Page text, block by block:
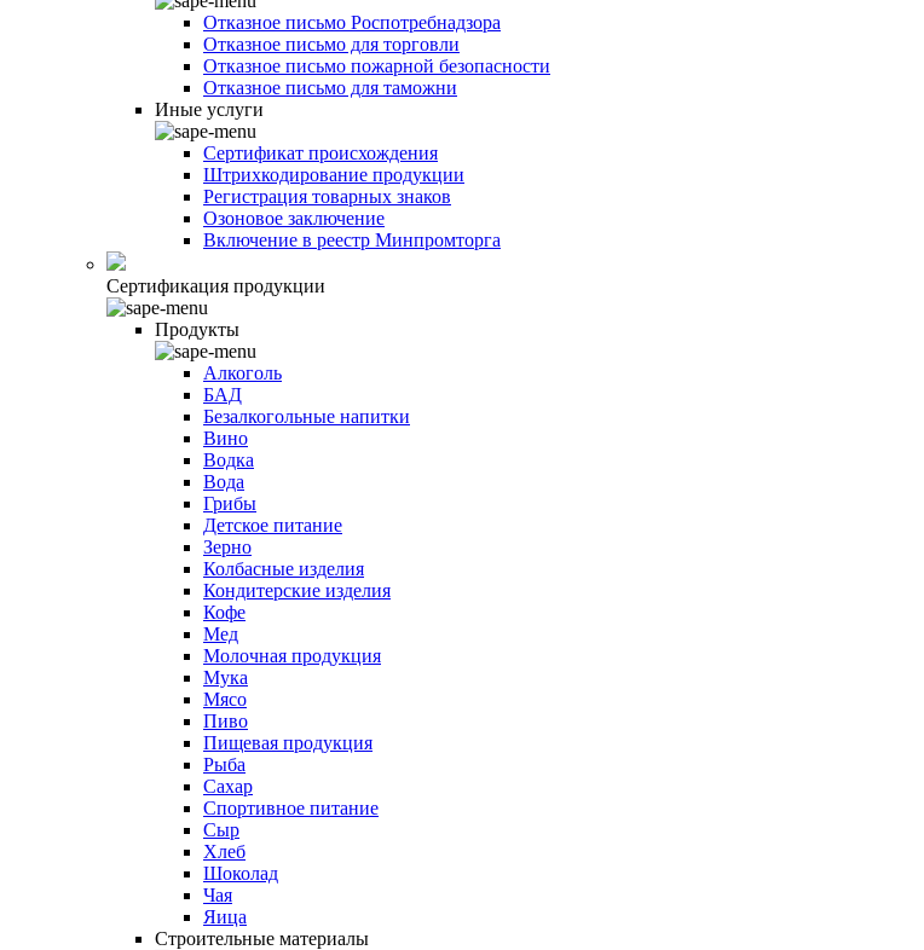
Отказное письмо Роспотребнадзора
Отказное письмо для торговли
Отказное письмо пожарной безопасности
Отказное письмо для таможни
Иные услуги
Сертификат происхождения
Штрихкодирование продукции
Регистрация товарных знаков
Озоновое заключение
Включение в реестр Минпромторга
Сертификация продукции
Продукты
Алкоголь
БАД
Безалкогольные напитки
Вино
Водка
Вода
Грибы
Детское питание
Зерно
Колбасные изделия
Кондитерские изделия
Кофе
Мед
Молочная продукция
Мука
Мясо
Пиво
Пищевая продукция
Рыба
Сахар
Спортивное питание
Сыр
Хлеб
Шоколад
Чая
Яица
Строительные материалы